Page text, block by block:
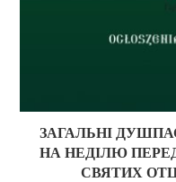
ЗАГАЛЬНІ
НА НЕДІЛЮ
СВЯТИХ